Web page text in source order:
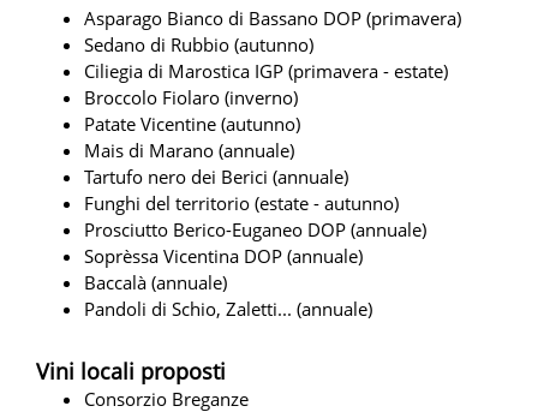
Asparago Bianco di Bassano DOP (primavera)
Sedano di Rubbio (autunno)
Ciliegia di Marostica IGP (primavera - estate)
Broccolo Fiolaro (inverno)
Patate Vicentine (autunno)
Mais di Marano (annuale)
Tartufo nero dei Berici (annuale)
Funghi del territorio (estate - autunno)
Prosciutto Berico-Euganeo DOP (annuale)
Soprèssa Vicentina DOP (annuale)
Baccalà (annuale)
Pandoli di Schio, Zaletti... (annuale)
Vini locali proposti
Consorzio Breganze